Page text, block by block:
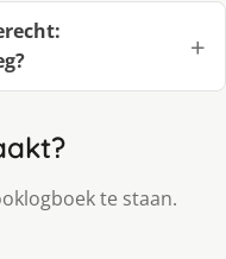
te staan.